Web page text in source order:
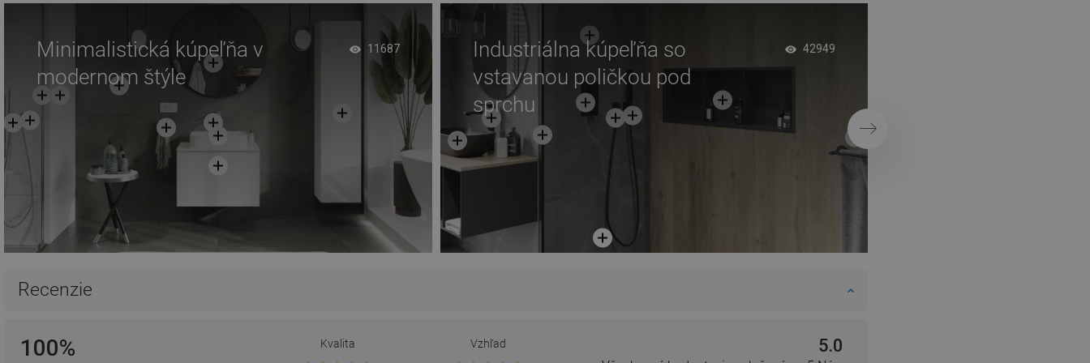
Minimalistická kúpeľňa v
modernom štýle
11687
Industriálna kúpeľňa so
vstavanou poličkou pod
sprchu
42949
Ďalej
Recenzie
100% Kvalita Vzhľad 5.0